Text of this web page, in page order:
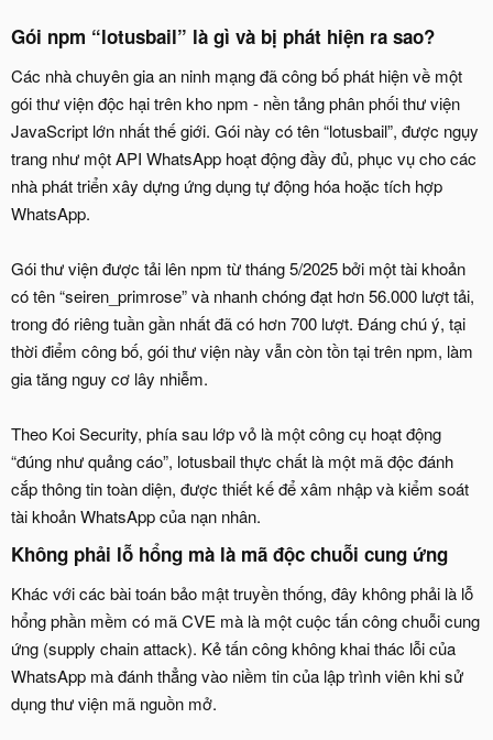
Gói npm “lotusbail” là gì và bị phát hiện ra sao?​
Các nhà chuyên gia an ninh mạng đã công bố phát hiện về một
gói thư viện độc hại trên kho npm - nền tảng phân phối thư viện
JavaScript lớn nhất thế giới. Gói này có tên “lotusbail”, được ngụy
trang như một API WhatsApp hoạt động đầy đủ, phục vụ cho các
nhà phát triển xây dựng ứng dụng tự động hóa hoặc tích hợp
WhatsApp.
Gói thư viện được tải lên npm từ tháng 5/2025 bởi một tài khoản
có tên “seiren_primrose” và nhanh chóng đạt hơn 56.000 lượt tải,
trong đó riêng tuần gần nhất đã có hơn 700 lượt. Đáng chú ý, tại
thời điểm công bố, gói thư viện này vẫn còn tồn tại trên npm, làm
gia tăng nguy cơ lây nhiễm.
Theo Koi Security, phía sau lớp vỏ là một công cụ hoạt động
“đúng như quảng cáo”, lotusbail thực chất là một mã độc đánh
cắp thông tin toàn diện, được thiết kế để xâm nhập và kiểm soát
tài khoản WhatsApp của nạn nhân.
Không phải lỗ hổng mà là mã độc chuỗi cung ứng​
Khác với các bài toán bảo mật truyền thống, đây không phải là lỗ
hổng phần mềm có mã CVE mà là một cuộc tấn công chuỗi cung
ứng (supply chain attack). Kẻ tấn công không khai thác lỗi của
WhatsApp mà đánh thẳng vào niềm tin của lập trình viên khi sử
dụng thư viện mã nguồn mở.